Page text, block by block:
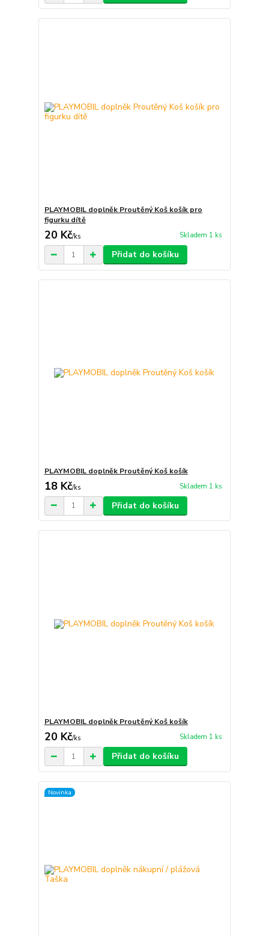
PLAYMOBIL doplněk Proutěný Koš košík pro
figurku dítě
20 Kč/ks Skladem 1 ks
Přidat do košíku
PLAYMOBIL doplněk Proutěný Koš košík
18 Kč/ks Skladem 1 ks
Přidat do košíku
PLAYMOBIL doplněk Proutěný Koš košík
20 Kč/ks Skladem 1 ks
Přidat do košíku
Novinka